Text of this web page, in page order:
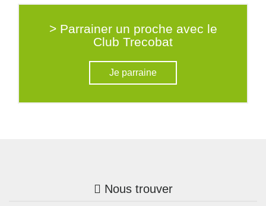
> Parrainer un proche avec le
Club Trecobat
Je parraine
Nous trouver